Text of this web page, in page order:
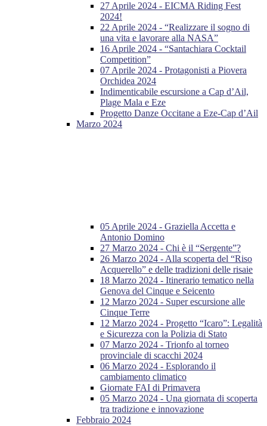
27 Aprile 2024 - EICMA Riding Fest
2024!
22 Aprile 2024 - “Realizzare il sogno di
una vita e lavorare alla NASA”
16 Aprile 2024 - “Santachiara Cocktail
Competition”
07 Aprile 2024 - Protagonisti a Piovera
Orchidea 2024
Indimenticabile escursione a Cap d’Ail,
Plage Mala e Eze
Progetto Danze Occitane a Eze-Cap d’Ail
Marzo 2024
05 Aprile 2024 - Graziella Accetta e
Antonio Domino
27 Marzo 2024 - Chi è il “Sergente”?
26 Marzo 2024 - Alla scoperta del “Riso
Acquerello” e delle tradizioni delle risaie
18 Marzo 2024 - Itinerario tematico nella
Genova del Cinque e Seicento
12 Marzo 2024 - Super escursione alle
Cinque Terre
12 Marzo 2024 - Progetto “Icaro”: Legalità
e Sicurezza con la Polizia di Stato
07 Marzo 2024 - Trionfo al torneo
provinciale di scacchi 2024
06 Marzo 2024 - Esplorando il
cambiamento climatico
Giornate FAI di Primavera
05 Marzo 2024 - Una giornata di scoperta
tra tradizione e innovazione
Febbraio 2024